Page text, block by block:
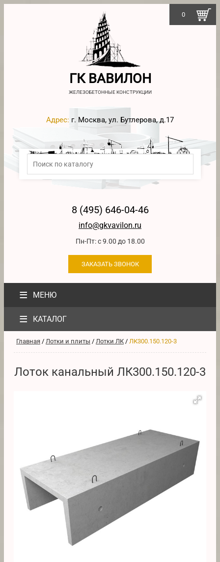
ГК ВАВИЛОН
ЖЕЛЕЗОБЕТОННЫЕ КОНСТРУКЦИИ
Адрес: г. Москва, ул. Бутлерова, д.17
8 (495) 646-04-46
info@gkvavilon.ru
Пн-Пт: с 9.00 до 18.00
ЗАКАЗАТЬ ЗВОНОК
≡ МЕНЮ
0
≡ КАТАЛОГ
Главная / Лотки и плиты / Лотки ЛК / ЛК300.150.120-3
Лоток канальный ЛК300.150.120-3